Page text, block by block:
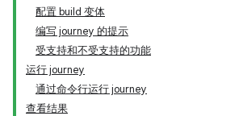
配置 build 变体
编写 journey 的提示
受支持和不受支持的功能
运行 journey
通过命令行运行 journey
查看结果